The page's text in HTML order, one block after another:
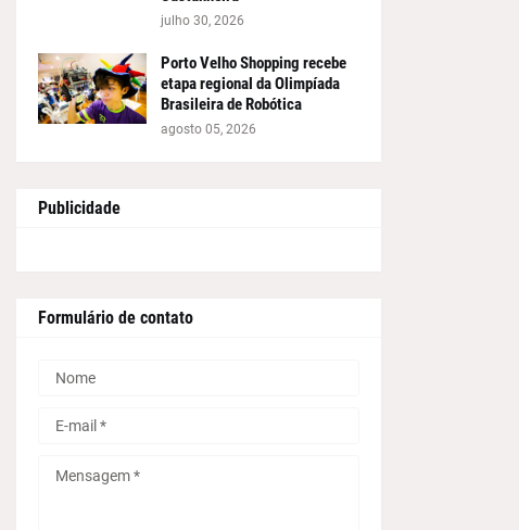
julho 30, 2026
Porto Velho Shopping recebe
etapa regional da Olimpíada
Brasileira de Robótica
agosto 05, 2026
Publicidade
Formulário de contato